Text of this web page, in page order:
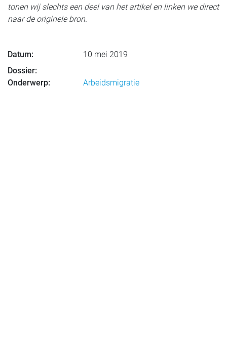
tonen wij slechts een deel van het artikel en linken we direct
naar de originele bron.
Datum:
10 mei 2019
Dossier:
Onderwerp:
Arbeidsmigratie